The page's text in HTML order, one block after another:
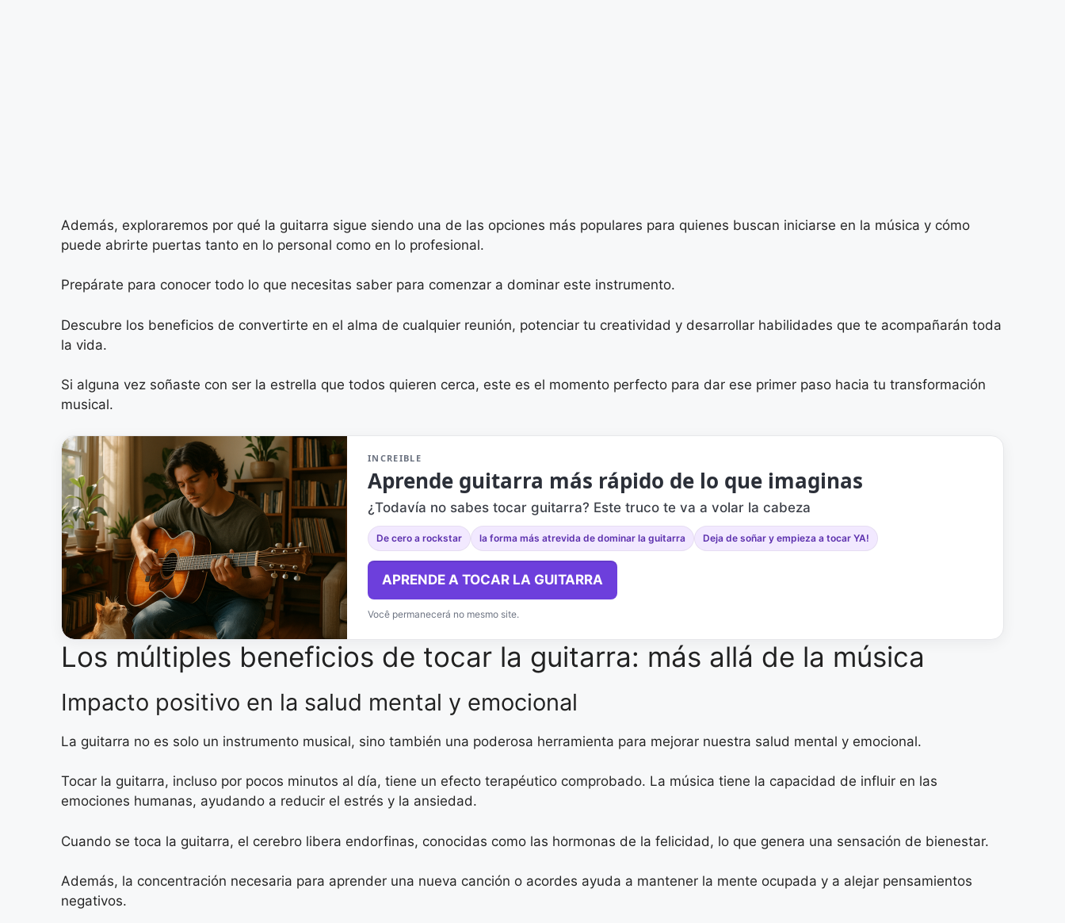
Además, exploraremos por qué la guitarra sigue siendo una de las opciones más populares para quienes buscan iniciarse en la música y cómo
puede abrirte puertas tanto en lo personal como en lo profesional.
Prepárate para conocer todo lo que necesitas saber para comenzar a dominar este instrumento.
Descubre los beneficios de convertirte en el alma de cualquier reunión, potenciar tu creatividad y desarrollar habilidades que te acompañarán toda
la vida.
Si alguna vez soñaste con ser la estrella que todos quieren cerca, este es el momento perfecto para dar ese primer paso hacia tu transformación
musical.
INCREIBLE
Aprende guitarra más rápido de lo que imaginas
¿Todavía no sabes tocar guitarra? Este truco te va a volar la cabeza
De cero a rockstar la forma más atrevida de dominar la guitarra Deja de soñar y empieza a tocar YA!
APRENDE A TOCAR LA GUITARRA
Você permanecerá no mesmo site.
Los múltiples beneficios de tocar la guitarra: más allá de la música
Impacto positivo en la salud mental y emocional
La guitarra no es solo un instrumento musical, sino también una poderosa herramienta para mejorar nuestra salud mental y emocional.
Tocar la guitarra, incluso por pocos minutos al día, tiene un efecto terapéutico comprobado. La música tiene la capacidad de influir en las
emociones humanas, ayudando a reducir el estrés y la ansiedad.
Cuando se toca la guitarra, el cerebro libera endorfinas, conocidas como las hormonas de la felicidad, lo que genera una sensación de bienestar.
Además, la concentración necesaria para aprender una nueva canción o acordes ayuda a mantener la mente ocupada y a alejar pensamientos
negativos.